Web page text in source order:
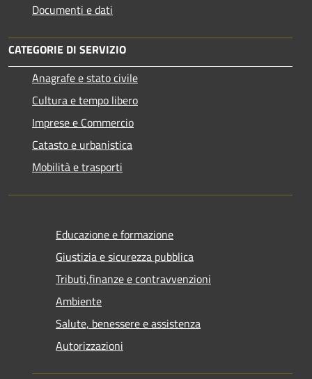
Documenti e dati
CATEGORIE DI SERVIZIO
Anagrafe e stato civile
Cultura e tempo libero
Imprese e Commercio
Catasto e urbanistica
Mobilità e trasporti
Educazione e formazione
Giustizia e sicurezza pubblica
Tributi,finanze e contravvenzioni
Ambiente
Salute, benessere e assistenza
Autorizzazioni